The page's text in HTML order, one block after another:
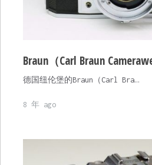
Braun（Carl Braun
德国纽伦堡的Braun（Carl Bra…
8 年 ago